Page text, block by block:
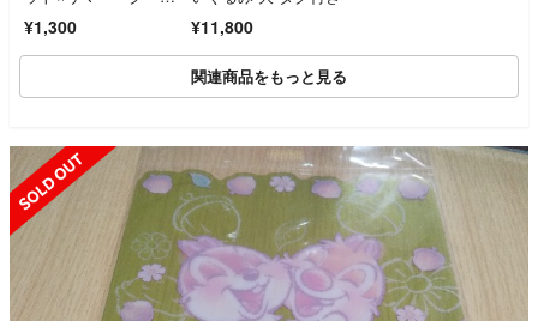
¥1,300 ¥11,800
関連商品をもっと見る
SOLD OUT